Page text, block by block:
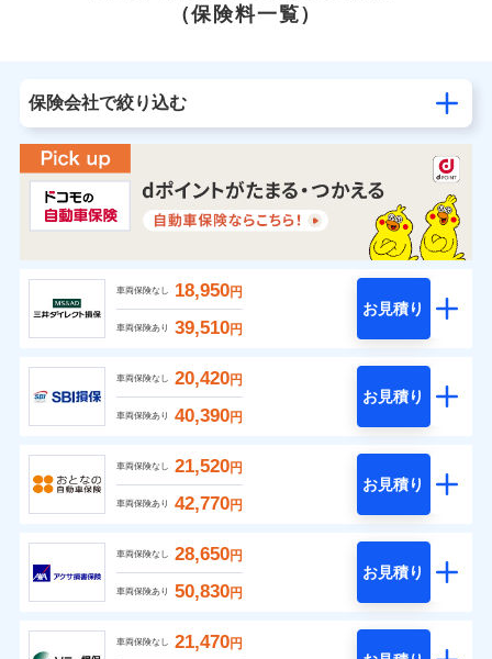
（保険料一覧）
保険会社で絞り込む
車両保険なし 18,950円
車両保険あり 39,510円
お見積り
車両保険なし 20,420円
車両保険あり 40,390円
お見積り
車両保険なし 21,520円
車両保険あり 42,770円
お見積り
車両保険なし 28,650円
車両保険あり 50,830円
お見積り
車両保険なし 21,470円